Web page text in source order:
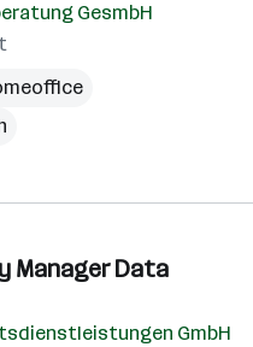
GesmbH
Manager Data
GmbH